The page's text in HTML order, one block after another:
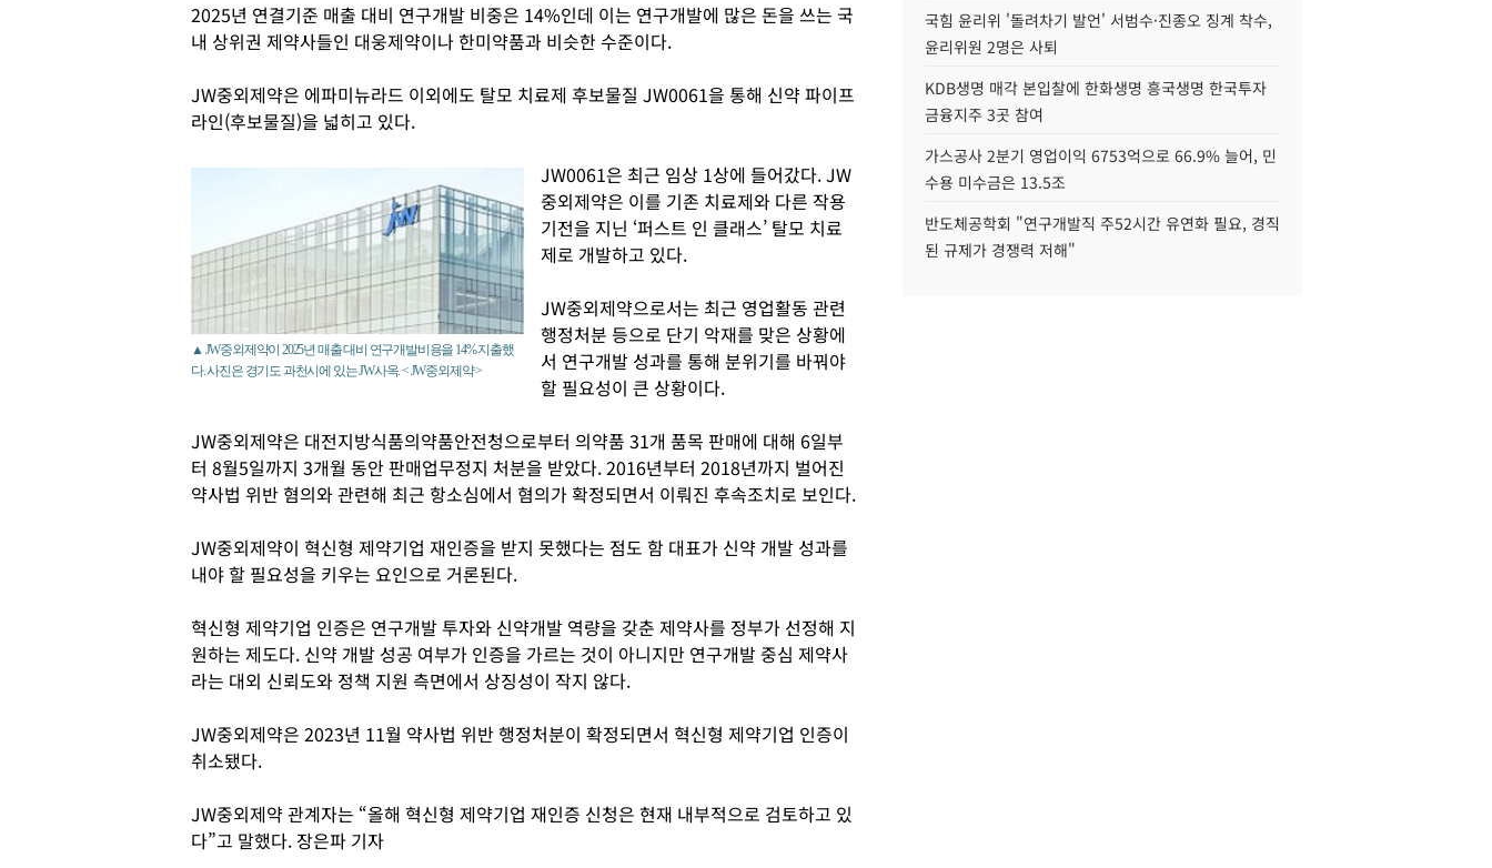
2025년 연결기준 매출 대비 연구개발 비중은 14%인데 이는 연구개발에 많은 돈을 쓰는 국
내 상위권 제약사들인 대웅제약이나 한미약품과 비슷한 수준이다.
JW중외제약은 에파미뉴라드 이외에도 탈모 치료제 후보물질 JW0061을 통해 신약 파이프
라인(후보물질)을 넓히고 있다.
▲ JW중외제약이 2025년 매출 대비 연구개발비용을 14% 지출했
다. 사진은 경기도 과천시에 있는 JW사옥. < JW중외제약 >
JW0061은 최근 임상 1상에 들어갔다. JW
중외제약은 이를 기존 치료제와 다른 작용
기전을 지닌 ‘퍼스트 인 클래스’ 탈모 치료
제로 개발하고 있다.
JW중외제약으로서는 최근 영업활동 관련
행정처분 등으로 단기 악재를 맞은 상황에
서 연구개발 성과를 통해 분위기를 바꿔야
할 필요성이 큰 상황이다.
JW중외제약은 대전지방식품의약품안전청으로부터 의약품 31개 품목 판매에 대해 6일부
터 8월5일까지 3개월 동안 판매업무정지 처분을 받았다. 2016년부터 2018년까지 벌어진
약사법 위반 혐의와 관련해 최근 항소심에서 혐의가 확정되면서 이뤄진 후속조치로 보인다.
JW중외제약이 혁신형 제약기업 재인증을 받지 못했다는 점도 함 대표가 신약 개발 성과를
내야 할 필요성을 키우는 요인으로 거론된다.
혁신형 제약기업 인증은 연구개발 투자와 신약개발 역량을 갖춘 제약사를 정부가 선정해 지
원하는 제도다. 신약 개발 성공 여부가 인증을 가르는 것이 아니지만 연구개발 중심 제약사
라는 대외 신뢰도와 정책 지원 측면에서 상징성이 작지 않다.
JW중외제약은 2023년 11월 약사법 위반 행정처분이 확정되면서 혁신형 제약기업 인증이
취소됐다.
JW중외제약 관계자는 “올해 혁신형 제약기업 재인증 신청은 현재 내부적으로 검토하고 있
다”고 말했다. 장은파 기자
국힘 윤리위 '돌려차기 발언' 서범수·진종오 징계 착수,
윤리위원 2명은 사퇴
KDB생명 매각 본입찰에 한화생명 흥국생명 한국투자
금융지주 3곳 참여
가스공사 2분기 영업이익 6753억으로 66.9% 늘어, 민
수용 미수금은 13.5조
반도체공학회 "연구개발직 주52시간 유연화 필요, 경직
된 규제가 경쟁력 저해"